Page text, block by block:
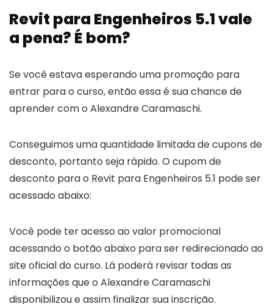
Revit para Engenheiros 5.1 vale
a pena? É bom?
Se você estava esperando uma promoção para
entrar para o curso, então essa é sua chance de
aprender com o Alexandre Caramaschi.
Conseguimos uma quantidade limitada de cupons de
desconto, portanto seja rápido. O cupom de
desconto para o Revit para Engenheiros 5.1 pode ser
acessado abaixo:
Você pode ter acesso ao valor promocional
acessando o botão abaixo para ser redirecionado ao
site oficial do curso. Lá poderá revisar todas as
informações que o Alexandre Caramaschi
disponibilizou e assim finalizar sua inscrição.